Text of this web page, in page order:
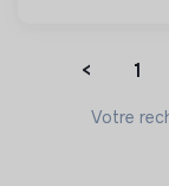
< 1
Votre